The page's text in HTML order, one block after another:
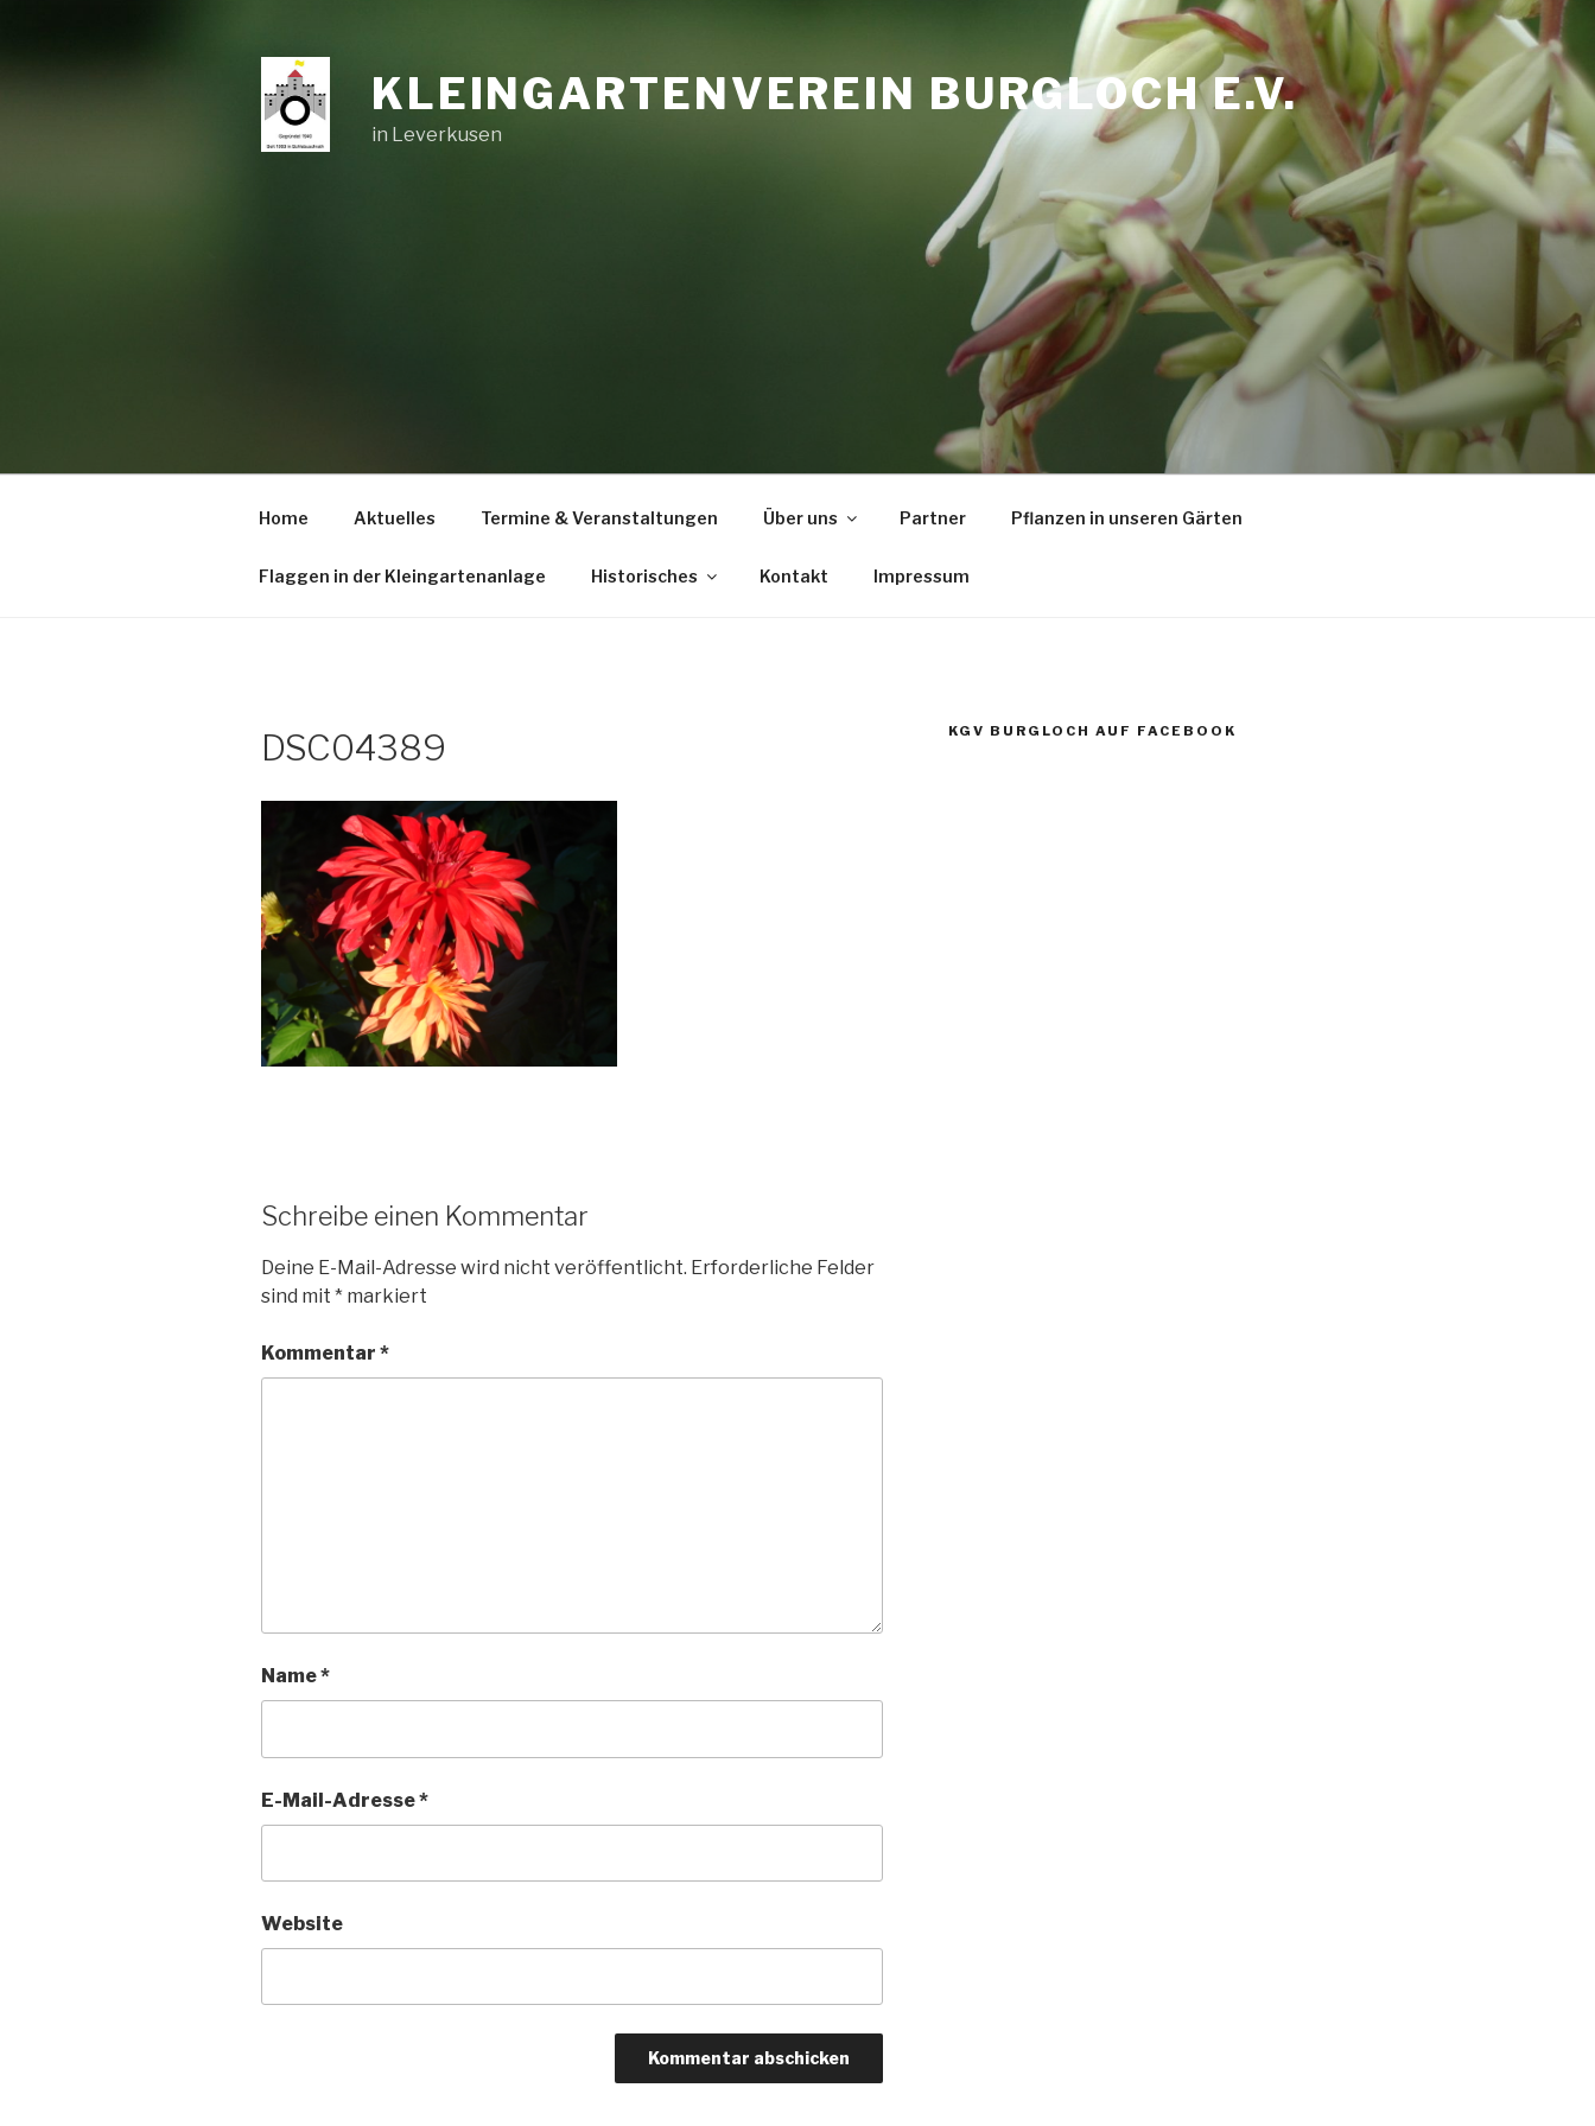
KLEINGARTENVEREIN BURGLOCH E.V.
in Leverkusen
Home Aktuelles Termine & Veranstaltungen Über uns Partner Pflanzen in unseren Gärten
Flaggen in der Kleingartenanlage Historisches Kontakt Impressum
DSC04389
Schreibe einen Kommentar
Deine E-Mail-Adresse wird nicht veröffentlicht. Erforderliche Felder
sind mit * markiert
Kommentar *
Name*
E-Mail-Adresse*
Website
KGV BURGLOCH AUF FACEBOOK